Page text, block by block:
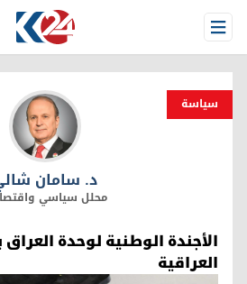
Open Menu
سیاسة
د. سامان شالي
د. سامان
محلل سياسي
الأجندة الوطنية لوحدة العراق
العراقية